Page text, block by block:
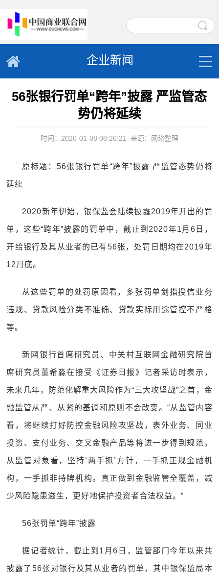
企业新闻
56张银行罚单“跨年”披露 严监管态
势仍将延续
时间：2020-01-08 08:26:21 来源：网络整理
原标题：56张银行罚单“跨年”披露 严监管态势仍将
延续
2020新年伊始，银保监会陆续披露2019年开出的罚
单，这些“跨年”披露的罚单中，截止到2020年1月6日，
开给银行及其从业者的已有56张，处罚日期均在2019年
12月底。
从这些罚单的处罚原因看，多张罚单剑指授信业务
违规、贷款风险分类不准确、贷款实际用途管控不严格
等。
新网银行首席研究员、中关村互联网金融研究院首
席研究员董希淼在接受《证券日报》记者采访时表示，
未来几年，防范化解重大风险作为“三大攻坚战”之首，金
融监管从严、从紧的基调和原则不会改变。“从监管内容
看，将继续打好防控金融风险攻坚战，表外业务、同业
投资、支付业务、交叉金融产品等将进一步得到规范。
从监管对象看，坚持‘两手抓’方针，一手抓正规金融机
构，一手抓非持牌机构。真正做到金融监管全覆盖，减
少风险隐患滋生，更好地保护投资者合法权益。”
56张罚单“跨年”披露
据记者统计，截止到1月6日，监管部门今年以来共
披露了56张对银行及其从业者的罚单，其中银保监局本